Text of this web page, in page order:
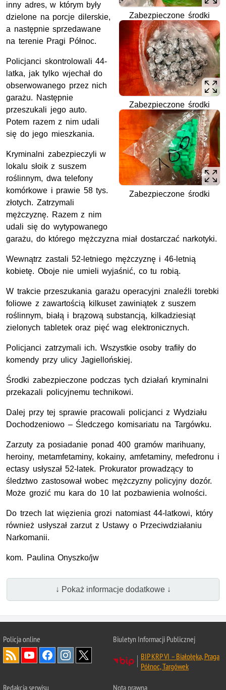
Zabezpieczone środki
Zabezpieczone środki
Zabezpieczone środki
inny adres, w którym były
dzielone na porcje dilerskie,
a następnie sprzedawane
na terenie Pragi Północ.
Policjanci skontrolowali 44-
latka, jak tylko wjechał do
obserwowanego przez nich
garażu. Następnie
przeszukali jego auto.
Potem razem z nim udali
się do jego mieszkania.
Kryminalni zabezpieczyli w
lokalu słoik z suszem
roślinnym, dwa telefony
komórkowe i prawie 58 tys.
złotych. Zatrzymali
mężczyznę. Razem z nim
udali się do wytypowanego
garażu, do którego mężczyzna miał dostarczać narkotyki.
Wewnątrz zastali 52-letniego mężczyznę i 46-letnią
kobietę. Oboje nie umieli wyjaśnić, co tu robią.
W trakcie przeszukania garażu operacyjni znaleźli torebki
foliowe z zawartością kilkuset zawiniątek z suszem
roślinnym, białą i brązową substancją, kilkadziesiąt
zielonych tabletek oraz pięć wag elektronicznych.
Policjanci zatrzymali ich. Wszystkie osoby trafiły do
komendy przy ulicy Jagiellońskiej.
Środki zabezpieczone podczas tych działań kryminalni
przekazali policyjnemu technikowi.
Dalej przy tej sprawie pracowali policjanci z Wydziału
Dochodzeniowo – Śledczego komisariatu na Targówku.
Zarzuty za posiadanie ponad 400 gramów marihuany,
heroiny, metamfetaminy, kokainy, amfetaminy, mefedronu i
ectasy usłyszał 52-latek. Prokurator prowadzący to
śledztwo zastosował wobec mężczyzny policyjny dozór.
Może grozić mu kara do 10 lat pozbawienia wolności.
Do trzech lat więzienia grozi natomiast 44-latkowi, który
również usłyszał zarzut z Ustawy o Przeciwdziałaniu
Narkomanii.
kom. Paulina Onyszko/jw
↓ Pokaż informacje dodatkowe ↓
Policja online
Biuletyn Informacji Publicznej
BIP KRP VI – Białołęka, Praga
Północ, Targówek
Redakcja serwisu Nota prawna